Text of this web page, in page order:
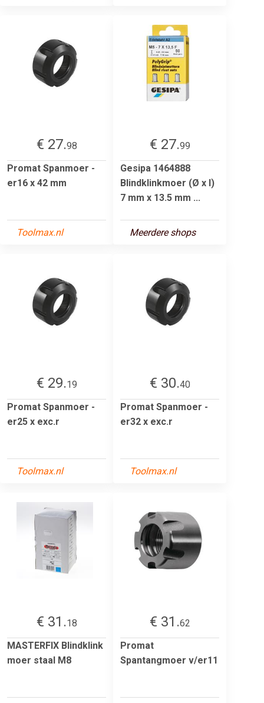
€ 27.98
Promat Spanmoer -
er16 x 42 mm
Toolmax.nl
€ 27.99
Gesipa 1464888
Blindklinkmoer (Ø x l)
7 mm x 13.5 mm ...
Meerdere shops
€ 29.19
Promat Spanmoer -
er25 x exc.r
Toolmax.nl
€ 30.40
Promat Spanmoer -
er32 x exc.r
Toolmax.nl
€ 31.18
MASTERFIX Blindklink
moer staal M8
€ 31.62
Promat
Spantangmoer v/er11